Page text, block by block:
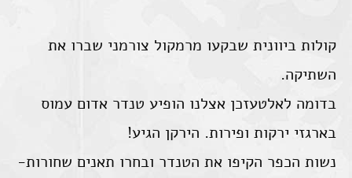
קולות ביוונית שבקעו מרמקול צורמני שברו את
השתיקה.
בדומה לאלטעזכן אצלנו הופיע טנדר אדום עמוס
בארגזי ירקות ופירות. הירקן הגיע!
נשות הכפר הקיפו את הטנדר ובחרו תאנים שחורות-